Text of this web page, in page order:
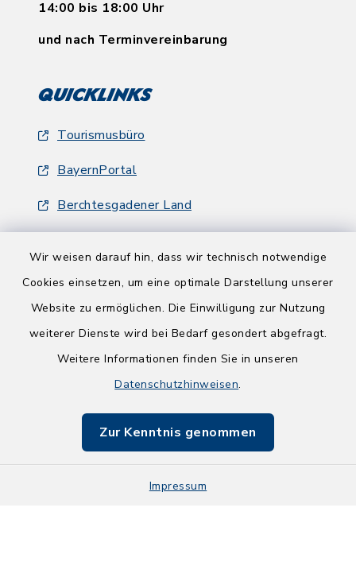
Wir weisen darauf hin, dass wir technisch notwendige
Cookies einsetzen, um eine optimale Darstellung unserer
Website zu ermöglichen. Die Einwilligung zur Nutzung
weiterer Dienste wird bei Bedarf gesondert abgefragt.
Weitere Informationen finden Sie in unseren
Datenschutzhinweisen.
Zur Kenntnis genommen
Impressum
14:00 bis 18:00 Uhr
und nach Terminvereinbarung
Quicklinks
Tourismusbüro
BayernPortal
Berchtesgadener Land
Barrierefreiheit
Impressum
Sitemap